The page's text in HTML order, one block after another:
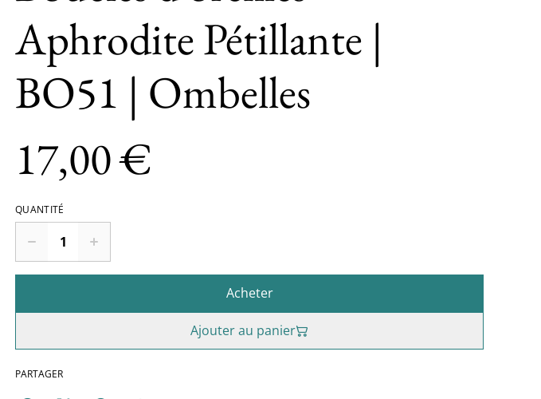
Aphrodite Pétillante |
BO51 | Ombelles
17,00 €
QUANTITÉ
Acheter
Ajouter au panier
PARTAGER